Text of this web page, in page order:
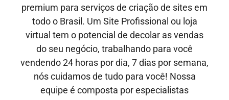
premium para serviços de criação de sites em
todo o Brasil. Um Site Profissional ou loja
virtual tem o potencial de decolar as vendas
do seu negócio, trabalhando para você
vendendo 24 horas por dia, 7 dias por semana,
nós cuidamos de tudo para você! Nossa
equipe é composta por especialistas